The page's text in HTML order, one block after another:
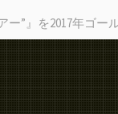
ー”』を2017年ゴー